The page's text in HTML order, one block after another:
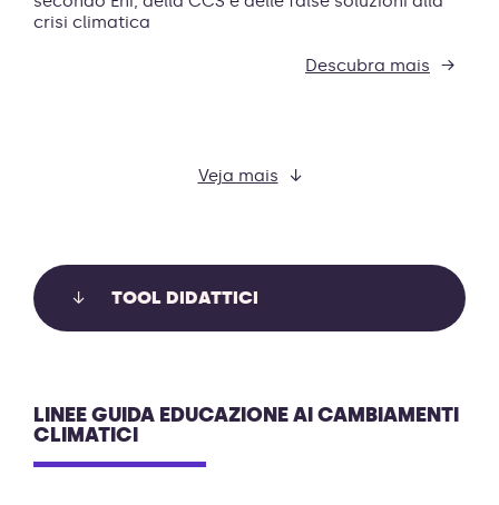
crisi climatica
Descubra mais
Veja mais
TOOL DIDATTICI
LINEE GUIDA EDUCAZIONE AI CAMBIAMENTI
CLIMATICI